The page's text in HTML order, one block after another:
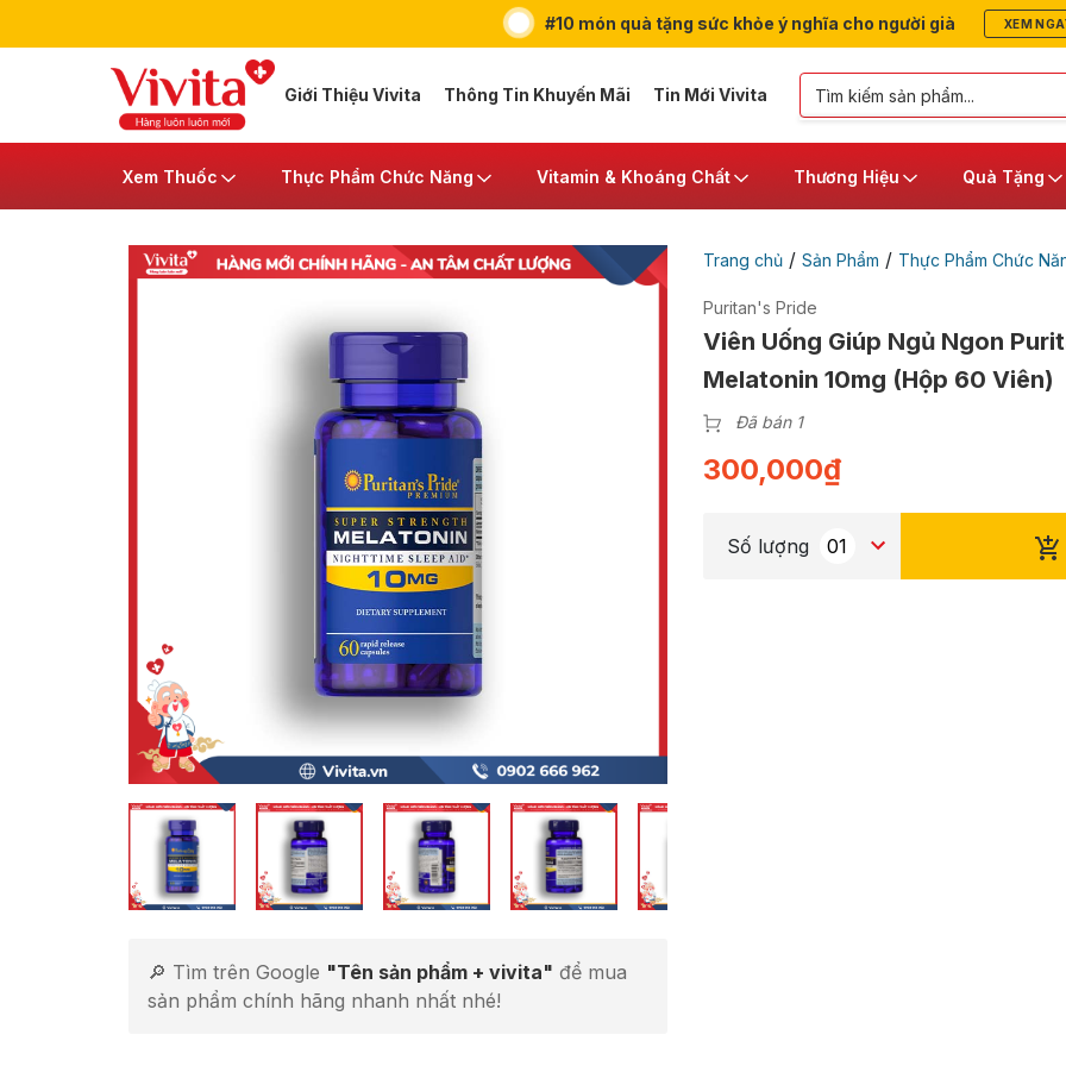
#10 món quà tặng sức khỏe ý nghĩa cho người già XEM
Giới Thiệu Vivita Thông Tin Khuyến Mãi Tin Mới Vivita
Xem Thuốc Thực Phẩm Chức Năng Vitamin & Khoáng Chất Thương Hiệu Quà Tặng
🔎 Tìm trên Google "Tên sản phẩm + vivita" để mua
sản phẩm chính hãng nhanh nhất nhé!
Trang chủ/ Sản Phẩm / Thực Phẩm Chức
Puritan's Pride
Viên Uống Giúp Ngủ Ngon
Melatonin 10mg (Hộp 60 Viên)
Đã bán 1
300,000₫
Số lượng